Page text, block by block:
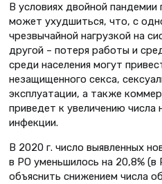
В условиях двойной пандемии
может ухудшиться, что, с
чрезвычайной нагрузкой на
другой – потеря работы и
среди населения могут
незащищенного секса,
эксплуатации, а также
приведет к увеличению
инфекции.
В 2020 г. число выявленных
в РО уменьшилось на 20,8%
объяснить снижением числа